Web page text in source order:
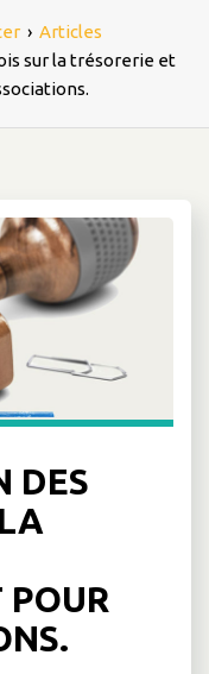
› Articles
sur la trésorerie et
DES
POUR